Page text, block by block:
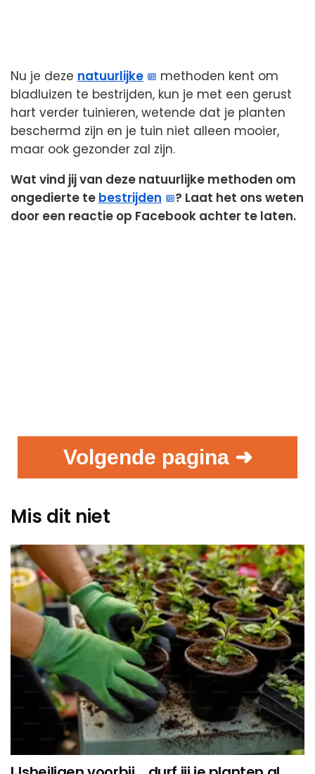
Nu je deze natuurlijke
methoden kent om
bladluizen te bestrijden, kun je met een gerust
hart verder tuinieren, wetende dat je planten
beschermd zijn en je tuin niet alleen mooier,
maar ook gezonder zal zijn.
Wat vind jij van deze natuurlijke methoden om
ongedierte te bestrijden
? Laat het ons weten
door een reactie op Facebook achter te laten.
Volgende pagina ➜
Mis dit niet